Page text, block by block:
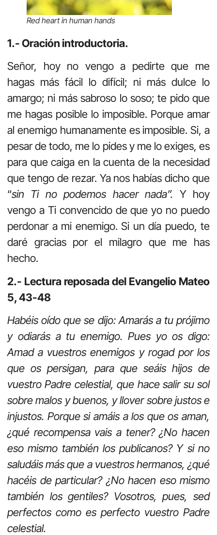
Red heart in human hands
1.- Oración introductoria.
Señor, hoy no vengo a pedirte que me
hagas más fácil lo difícil; ni más dulce lo
amargo; ni más sabroso lo soso; te pido que
me hagas posible lo imposible. Porque amar
al enemigo humanamente es imposible. Si, a
pesar de todo, me lo pides y me lo exiges, es
para que caiga en la cuenta de la necesidad
que tengo de rezar. Ya nos habías dicho que
“sin Ti no podemos hacer nada”. Y hoy
vengo a Ti convencido de que yo no puedo
perdonar a mi enemigo. Si un día puedo, te
daré gracias por el milagro que me has
hecho.
2.- Lectura reposada del Evangelio Mateo
5, 43-48
Habéis oído que se dijo: Amarás a tu prójimo
y odiarás a tu enemigo. Pues yo os digo:
Amad a vuestros enemigos y rogad por los
que os persigan, para que seáis hijos de
vuestro Padre celestial, que hace salir su sol
sobre malos y buenos, y llover sobre justos e
injustos. Porque si amáis a los que os aman,
¿qué recompensa vais a tener? ¿No hacen
eso mismo también los publicanos? Y si no
saludáis más que a vuestros hermanos, ¿qué
hacéis de particular? ¿No hacen eso mismo
también los gentiles? Vosotros, pues, sed
perfectos como es perfecto vuestro Padre
celestial.